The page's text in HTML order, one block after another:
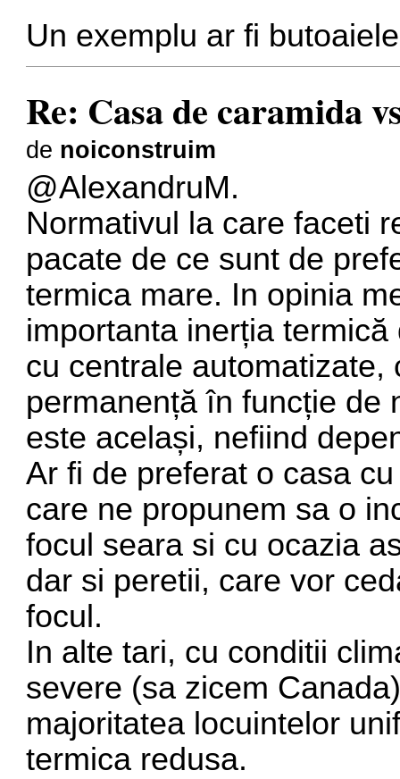
Un exemplu ar fi
Re: Casa de caramida
de noiconstruim
@AlexandruM.
Normativul la care faceti
pacate de ce sunt de
termica mare. In opinia
importanta inerția
cu centrale
permanență în funcție de
este același, nefiind
Ar fi de preferat o casa
care ne propunem sa o
focul seara si cu ocazia
dar si peretii, care vor
focul.
In alte tari, cu conditii
severe (sa zicem
majoritatea locuintelor
termica redusa.